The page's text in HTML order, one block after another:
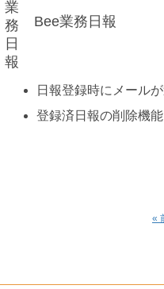
Bee業務日報
日報登録時にメール
登録済日報の削除機
«